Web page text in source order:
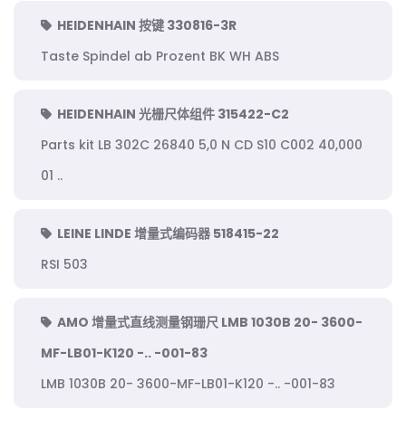
HEIDENHAIN 按键 330816-3R
Taste Spindel ab Prozent BK WH ABS
HEIDENHAIN 光栅尺体组件 315422-C2
Parts kit LB 302C 26840 5,0 N CD S10 C002 40,000
01 ..
LEINE LINDE 增量式编码器 518415-22
RSI 503
AMO 增量式直线测量钢珊尺 LMB 1030B 20- 3600-
MF-LB01-K120 -.. -001-83
LMB 1030B 20- 3600-MF-LB01-K120 -.. -001-83